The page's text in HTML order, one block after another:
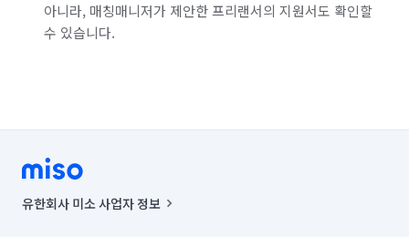
아니라, 매칭매니저가 제안한 프리랜서의 지원서도 확인할
수 있습니다.
유한회사 미소 사업자 정보